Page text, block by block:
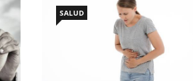
SALUD